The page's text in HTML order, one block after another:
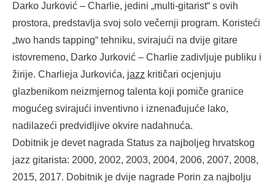
Darko Jurković – Charlie, jedini „multi-gitarist“ s ovih
prostora, predstavlja svoj solo večernji program. Koristeći
„two hands tapping“ tehniku, svirajući na dvije gitare
istovremeno, Darko Jurković – Charlie zadivljuje publiku i
žirije. Charlieja Jurkovića, jazz kritičari ocjenjuju
glazbenikom neizmjernog talenta koji pomiče granice
mogućeg svirajući inventivno i iznenađujuće lako,
nadilazeći predvidljive okvire nadahnuća.
Dobitnik je devet nagrada Status za najboljeg hrvatskog
jazz gitarista: 2000, 2002, 2003, 2004, 2006, 2007, 2008,
2015, 2017. Dobitnik je dvije nagrade Porin za najbolju